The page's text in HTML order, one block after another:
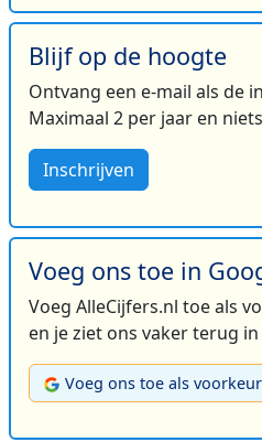
Blijf op de hoogte
Ontvang een e-mail als de
Maximaal 2 per jaar en
Inschrijven
Voeg ons toe in
Voeg AlleCijfers.nl toe als
en je ziet ons vaker terug
Voeg ons toe als